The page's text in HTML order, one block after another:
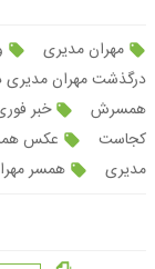
مهران مدیری
درگذشت مهران مدیری
همسرش
خبر
کجاست
عکس
مدیری
همسر